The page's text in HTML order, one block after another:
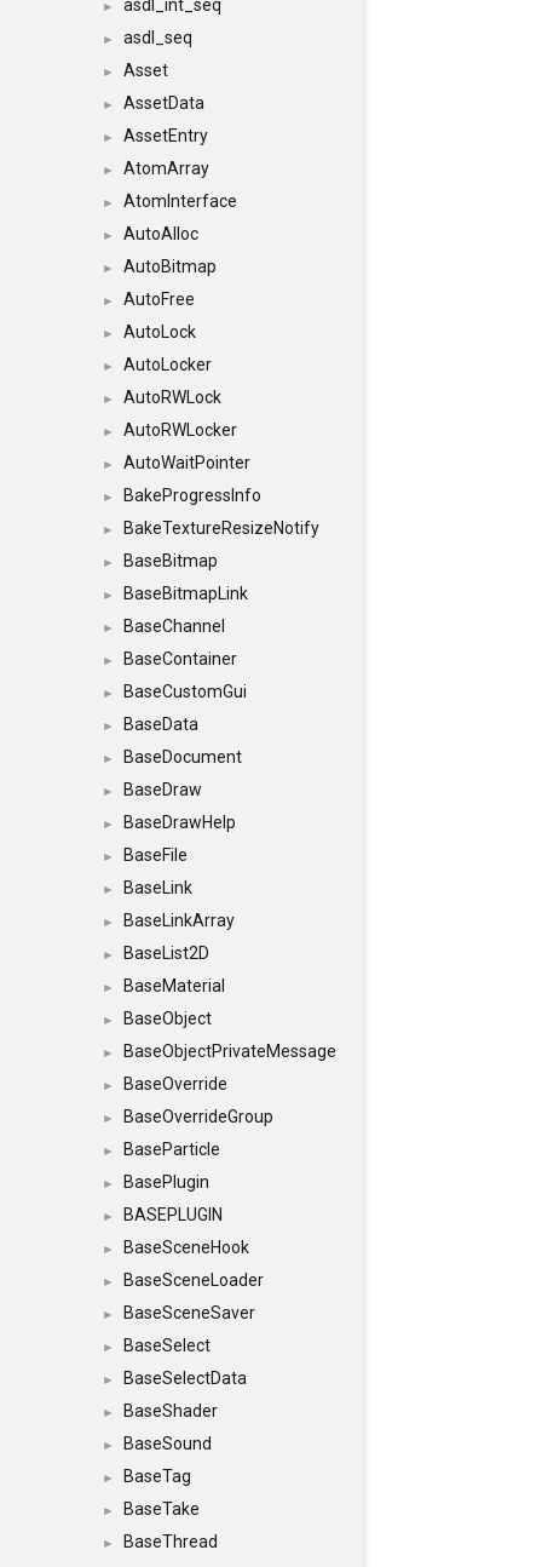
► asdl_int_seq
► asdl_seq
► Asset
► AssetData
► AssetEntry
► AtomArray
► AtomInterface
► AutoAlloc
► AutoBitmap
► AutoFree
► AutoLock
► AutoLocker
► AutoRWLock
► AutoRWLocker
► AutoWaitPointer
► BakeProgressInfo
► BakeTextureResizeNotify
► BaseBitmap
► BaseBitmapLink
► BaseChannel
► BaseContainer
► BaseCustomGui
► BaseData
► BaseDocument
► BaseDraw
► BaseDrawHelp
► BaseFile
► BaseLink
► BaseLinkArray
► BaseList2D
► BaseMaterial
► BaseObject
► BaseObjectPrivateMessage
► BaseOverride
► BaseOverrideGroup
► BaseParticle
► BasePlugin
► BASEPLUGIN
► BaseSceneHook
► BaseSceneLoader
► BaseSceneSaver
► BaseSelect
► BaseSelectData
► BaseShader
► BaseSound
► BaseTag
► BaseTake
►
BaseThread